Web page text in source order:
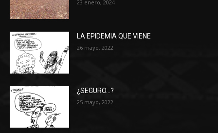
23 enero, 2024
LA EPIDEMIA QUE VIENE
26 mayo, 2022
¿SEGURO…?
25 mayo, 2022